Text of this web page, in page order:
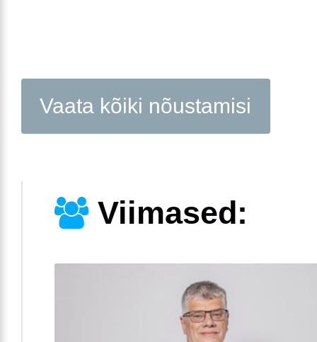
Vaata kõiki nõustamisi
Viimased: